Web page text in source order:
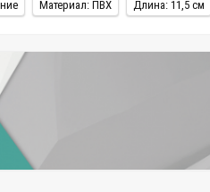
ролик для якоря, его
оборудования
на сайте от разных
Материал: ПВХ Длина: 11,5 см